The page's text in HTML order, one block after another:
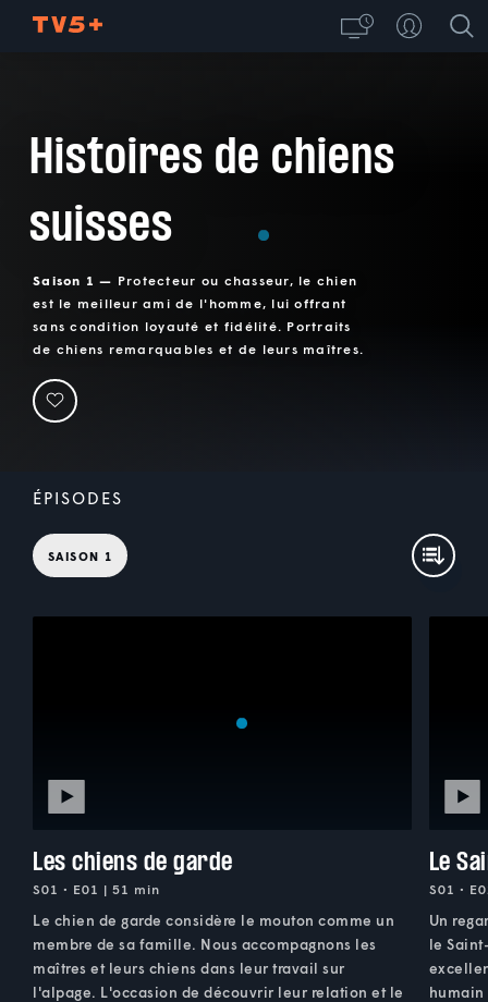
Histoires de chiens
suisses
Saison 1 — Protecteur ou chasseur, le chien
est le meilleur ami de l'homme, lui offrant
sans condition loyauté et fidélité. Portraits
de chiens remarquables et de leurs maîtres.
ÉPISODES
SAISON 1
Les chiens de garde
S01 • E01 | 51 min
Le chien de garde considère le mouton comme un
membre de sa famille. Nous accompagnons les
maîtres et leurs chiens dans leur travail sur
l'alpage. L'occasion de découvrir leur relation et le
Le
S01 •
Un
le
humain